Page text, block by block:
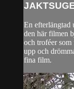
En efterlängtad
den här filmen
och troféer som
upp och
fina film.